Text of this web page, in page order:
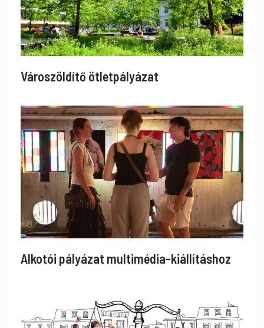
Városzöldítő ötletpályázat
Alkotói pályázat multimédia-kiállításhoz